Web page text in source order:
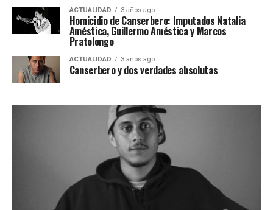
ACTUALIDAD 3 años ago
Homicidio de Canserbero: Imputados Natalia
Améstica, Guillermo Améstica y Marcos
Pratolongo
ACTUALIDAD 3 años ago
Canserbero y dos verdades absolutas